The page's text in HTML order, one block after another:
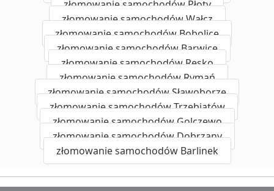
złomowanie samochodów Płoty
złomowanie samochodów Wałcz
złomowanie samochodów Bobolice
złomowanie samochodów Barwice
złomowanie samochodów Resko
złomowanie samochodów Rymań
złomowanie samochodów Sławoborze
złomowanie samochodów Trzebiatów
złomowanie samochodów Golczewo
złomowanie samochodów Dobrzany
złomowanie samochodów Barlinek